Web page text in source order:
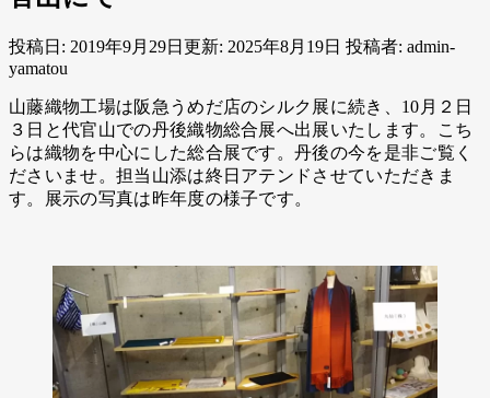
投稿日: 2019年9月29日 更新: 2025年8月19日 投稿者: admin-
yamatou
山藤織物工場は阪急うめだ店のシルク展に続き、10月２日
３日と代官山での丹後織物総合展へ出展いたします。こち
らは織物を中心にした総合展です。丹後の今を是非ご覧く
ださいませ。担当山添は終日アテンドさせていただきま
す。展示の写真は昨年度の様子です。